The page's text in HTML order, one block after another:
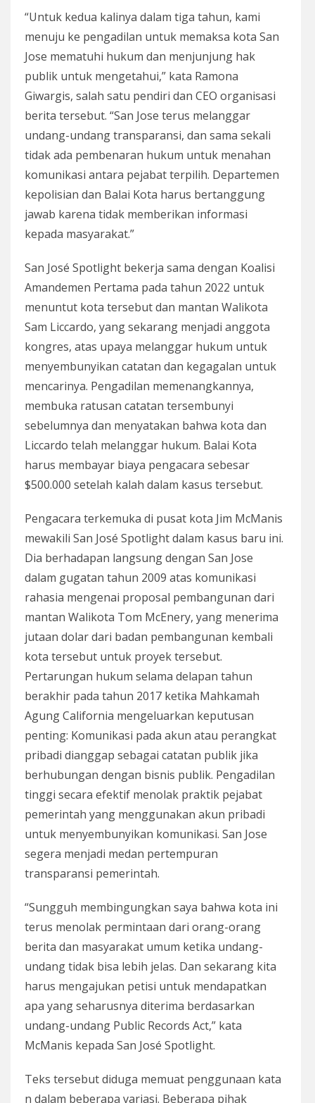
“Untuk kedua kalinya dalam tiga tahun, kami
menuju ke pengadilan untuk memaksa kota San
Jose mematuhi hukum dan menjunjung hak
publik untuk mengetahui,” kata Ramona
Giwargis, salah satu pendiri dan CEO organisasi
berita tersebut. “San Jose terus melanggar
undang-undang transparansi, dan sama sekali
tidak ada pembenaran hukum untuk menahan
komunikasi antara pejabat terpilih. Departemen
kepolisian dan Balai Kota harus bertanggung
jawab karena tidak memberikan informasi
kepada masyarakat.”
San José Spotlight bekerja sama dengan Koalisi
Amandemen Pertama pada tahun 2022 untuk
menuntut kota tersebut dan mantan Walikota
Sam Liccardo, yang sekarang menjadi anggota
kongres, atas upaya melanggar hukum untuk
menyembunyikan catatan dan kegagalan untuk
mencarinya. Pengadilan memenangkannya,
membuka ratusan catatan tersembunyi
sebelumnya dan menyatakan bahwa kota dan
Liccardo telah melanggar hukum. Balai Kota
harus membayar biaya pengacara sebesar
$500.000 setelah kalah dalam kasus tersebut.
Pengacara terkemuka di pusat kota Jim McManis
mewakili San José Spotlight dalam kasus baru ini.
Dia berhadapan langsung dengan San Jose
dalam gugatan tahun 2009 atas komunikasi
rahasia mengenai proposal pembangunan dari
mantan Walikota Tom McEnery, yang menerima
jutaan dolar dari badan pembangunan kembali
kota tersebut untuk proyek tersebut.
Pertarungan hukum selama delapan tahun
berakhir pada tahun 2017 ketika Mahkamah
Agung California mengeluarkan keputusan
penting: Komunikasi pada akun atau perangkat
pribadi dianggap sebagai catatan publik jika
berhubungan dengan bisnis publik. Pengadilan
tinggi secara efektif menolak praktik pejabat
pemerintah yang menggunakan akun pribadi
untuk menyembunyikan komunikasi. San Jose
segera menjadi medan pertempuran
transparansi pemerintah.
“Sungguh membingungkan saya bahwa kota ini
terus menolak permintaan dari orang-orang
berita dan masyarakat umum ketika undang-
undang tidak bisa lebih jelas. Dan sekarang kita
harus mengajukan petisi untuk mendapatkan
apa yang seharusnya diterima berdasarkan
undang-undang Public Records Act,” kata
McManis kepada San José Spotlight.
Teks tersebut diduga memuat penggunaan kata
n dalam beberapa variasi. Beberapa pihak